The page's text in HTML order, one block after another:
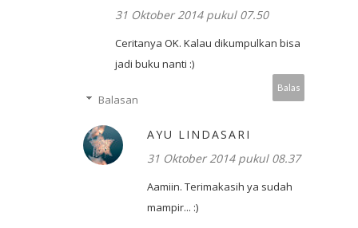
31 Oktober 2014 pukul 07.50
Ceritanya OK. Kalau dikumpulkan bisa
jadi buku nanti :)
Balas
Balasan
AYU LINDASARI
31 Oktober 2014 pukul 08.37
Aamiin. Terimakasih ya sudah
mampir... :)